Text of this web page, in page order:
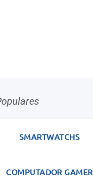
SMARTWATCHS
COMPUTADOR GAMER